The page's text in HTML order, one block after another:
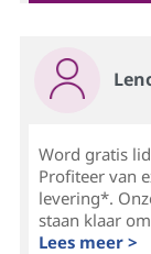
Word gratis
Profiteer van
levering*.
staan klaar
Lees meer >